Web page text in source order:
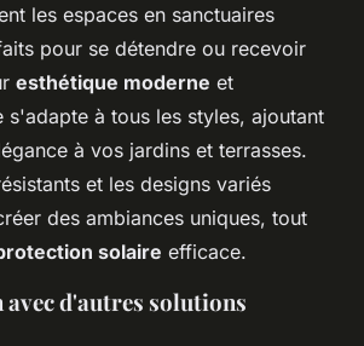
les espaces en sanctuaires
pour se détendre ou recevoir
esthétique moderne et
s'adapte à tous les styles, ajoutant
à vos jardins et terrasses.
et les designs variés
des ambiances uniques, tout
solaire efficace.
d'autres solutions